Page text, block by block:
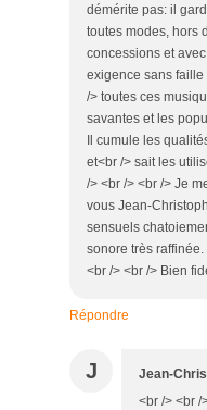
démérite pas: il
toutes modes, hors
concessions et
exigence sans
/> toutes ces
savantes et les
Il cumule les
et<br /> sait les
/> <br /> <br /> Je
vous Jean-
sensuels
sonore très
<br /> <br /> Bien
Répondre
J Jean-
<br /> <br /